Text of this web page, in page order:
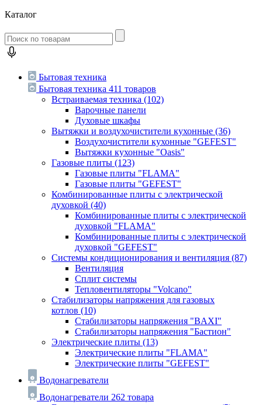
Каталог
Бытовая техника
Бытовая техника 411 товаров
Встраиваемая техника (102)
Варочные панели
Духовые шкафы
Вытяжки и воздухочистители кухонные (36)
Воздухочистители кухонные "GEFEST"
Вытяжки кухонные "Oasis"
Газовые плиты (123)
Газовые плиты "FLAMA"
Газовые плиты "GEFEST"
Комбинированные плиты с электрической
духовкой (40)
Комбинированные плиты с электрической
духовкой "FLAMA"
Комбинированные плиты с электрической
духовкой "GEFEST"
Системы кондиционирования и вентиляция (87)
Вентиляция
Сплит системы
Тепловентиляторы "Volcano"
Стабилизаторы напряжения для газовых
котлов (10)
Стабилизаторы напряжения "BAXI"
Стабилизаторы напряжения "Бастион"
Электрические плиты (13)
Электрические плиты "FLAMA"
Электрические плиты "GEFEST"
Водонагреватели
Водонагреватели 262 товара